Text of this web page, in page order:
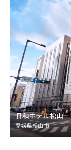
日和ホテル松山
愛媛県松山市